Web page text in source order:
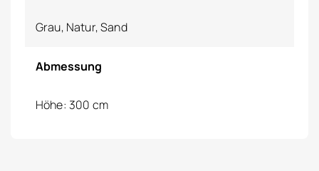
Grau, Natur, Sand
Abmessung
Höhe: 300 cm